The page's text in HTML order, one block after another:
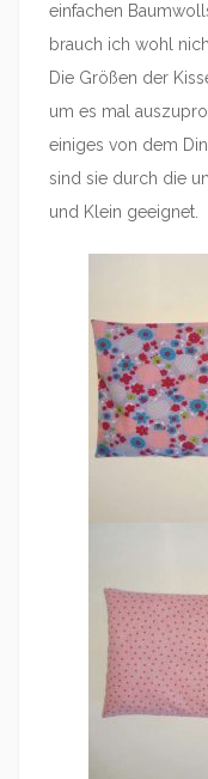
einfachen
brauch ich wohl
Die Größen der
um es mal
einiges von dem
sind sie durch die
und Klein geeignet.